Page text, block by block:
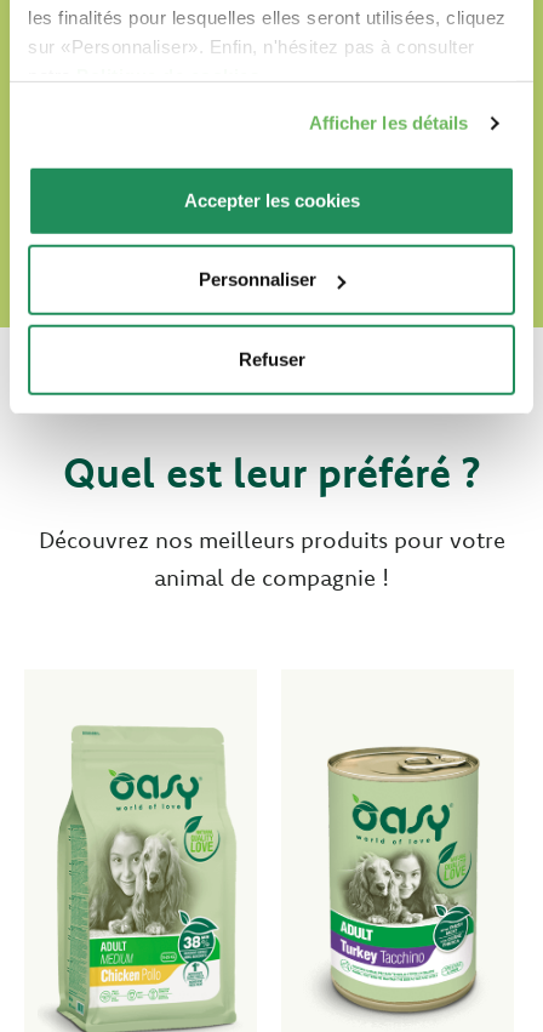
les finalités pour lesquelles elles seront utilisées, cliquez
sur «Personnaliser». Enfin, n'hésitez pas à consulter
Afficher les détails
Accepter les cookies
Personnaliser
Refuser
formulés sans OGM ni soja
labellisés Cruelty Free
DÉCOUVRIR NOTRE MONDE D’AMOUR
Quel est leur préféré ?
Découvrez nos meilleurs produits pour votre
animal de compagnie !